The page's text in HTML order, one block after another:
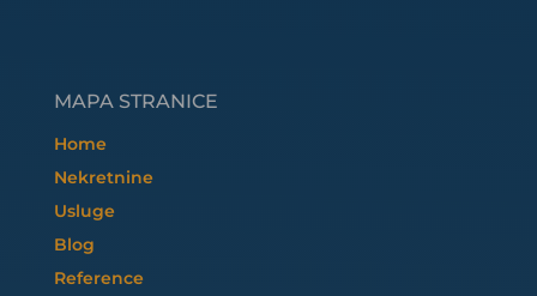
MAPA STRANICE
Home
Nekretnine
Usluge
Blog
Reference